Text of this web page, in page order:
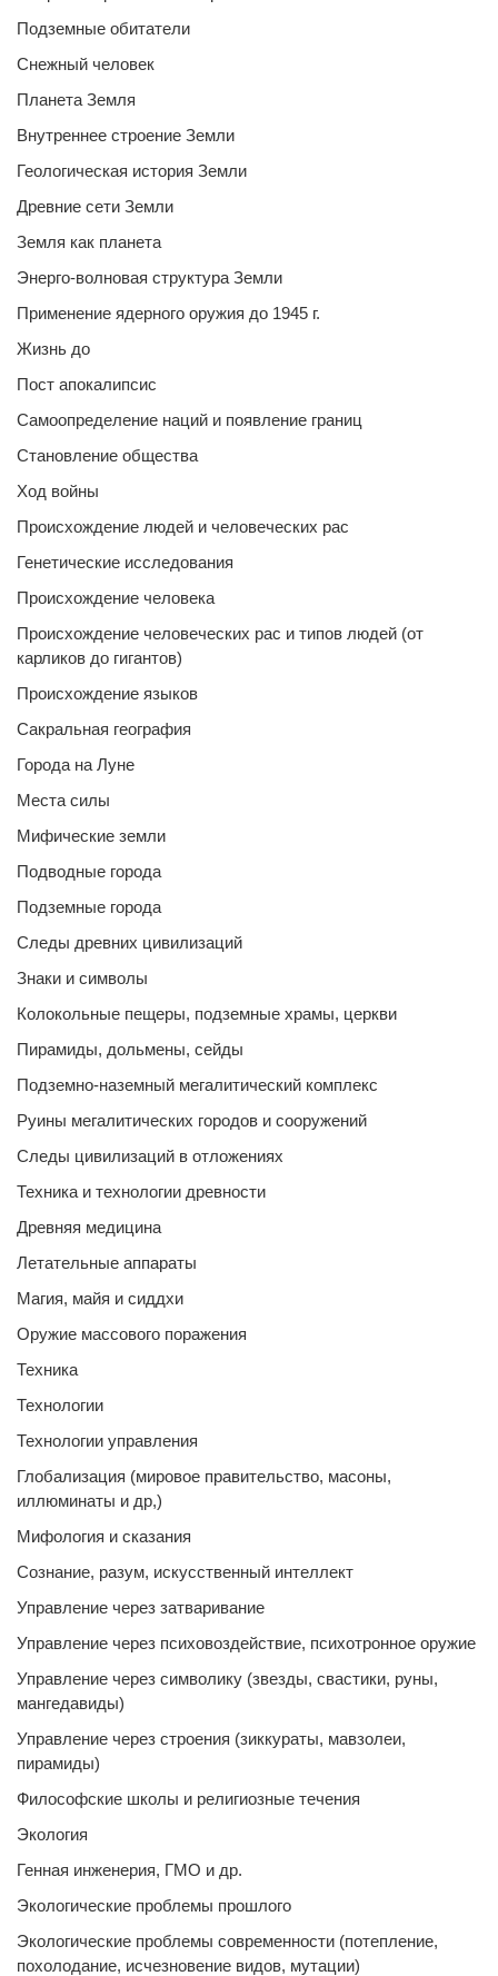
Подземные обитатели
Снежный человек
Планета Земля
Внутреннее строение Земли
Геологическая история Земли
Древние сети Земли
Земля как планета
Энерго-волновая структура Земли
Применение ядерного оружия до 1945 г.
Жизнь до
Пост апокалипсис
Самоопределение наций и появление границ
Становление общества
Ход войны
Происхождение людей и человеческих рас
Генетические исследования
Происхождение человека
Происхождение человеческих рас и типов людей (от
карликов до гигантов)
Происхождение языков
Сакральная география
Города на Луне
Места силы
Мифические земли
Подводные города
Подземные города
Следы древних цивилизаций
Знаки и символы
Колокольные пещеры, подземные храмы, церкви
Пирамиды, дольмены, сейды
Подземно-наземный мегалитический комплекс
Руины мегалитических городов и сооружений
Следы цивилизаций в отложениях
Техника и технологии древности
Древняя медицина
Летательные аппараты
Магия, майя и сиддхи
Оружие массового поражения
Техника
Технологии
Технологии управления
Глобализация (мировое правительство, масоны,
иллюминаты и др,)
Мифология и сказания
Сознание, разум, искусственный интеллект
Управление через затваривание
Управление через психовоздействие, психотронное оружие
Управление через символику (звезды, свастики, руны,
мангедавиды)
Управление через строения (зиккураты, мавзолеи,
пирамиды)
Философские школы и религиозные течения
Экология
Генная инженерия, ГМО и др.
Экологические проблемы прошлого
Экологические проблемы современности (потепление,
похолодание, исчезновение видов, мутации)